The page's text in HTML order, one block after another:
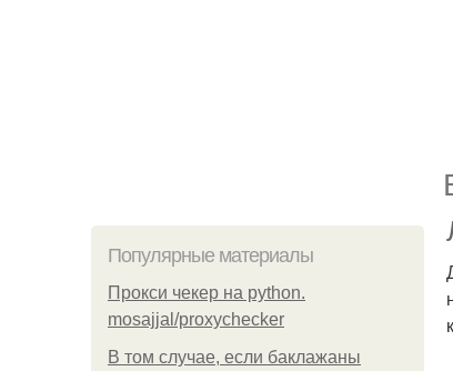
Популярные материалы
Прокси чекер на python.
mosajjal/proxychecker
В том случае, если баклажаны